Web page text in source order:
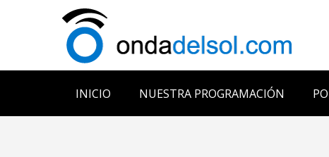
INICIO NUESTRA PROGRAMACIÓN